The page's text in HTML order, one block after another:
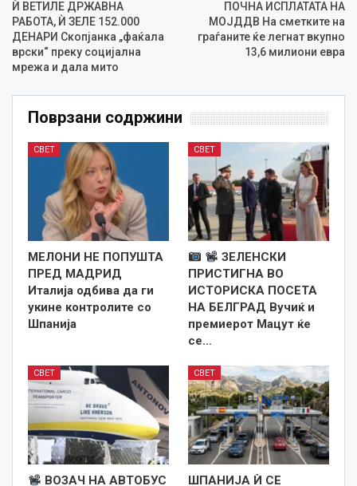
Ѝ ВЕТИЛЕ ДРЖАВНА
РАБОТА, Ѝ ЗЕЛЕ 152.000
ДЕНАРИ Скопјанка „фаќала
врски“ преку социјална
мрежа и дала мито
ПОЧНА ИСПЛАТАТА НА
МОЈДДВ На сметките на
граѓаните ќе легнат вкупно
13,6 милиони евра
Поврзани содржини
СВЕТ
МЕЛОНИ НЕ ПОПУШТА
ПРЕД МАДРИД
Италија одбива да ги
укине контролите со
Шпанија
СВЕТ
ЗЕЛЕНСКИ
ПРИСТИГНА ВО
ИСТОРИСКА ПОСЕТА
НА БЕЛГРАД Вучиќ и
премиерот Мацут ќе
се…
СВЕТ
ВОЗАЧ НА АВТОБУС
СВЕТ
ШПАНИЈА Ѝ СЕ